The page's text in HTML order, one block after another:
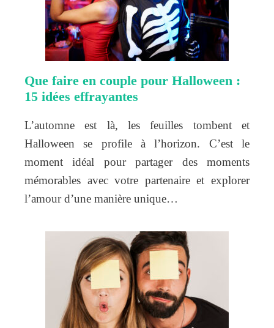
Que faire en couple pour Halloween :
15 idées effrayantes
L’automne est là, les feuilles tombent et
Halloween se profile à l’horizon. C’est le
moment idéal pour partager des moments
mémorables avec votre partenaire et explorer
l’amour d’une manière unique…